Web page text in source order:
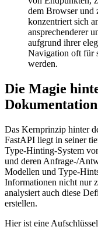
dem Browser und
konzentriert sich
ansprechenderer
aufgrund ihrer
Navigation oft für
werden.
Die Magie
Dokumentation
Das Kernprinzip hinter
FastAPI liegt in seiner
Type-Hinting-System
und deren Anfrage-/
Modellen und Type-
Informationen nicht nur
analysiert auch diese
erstellen.
Hier ist eine